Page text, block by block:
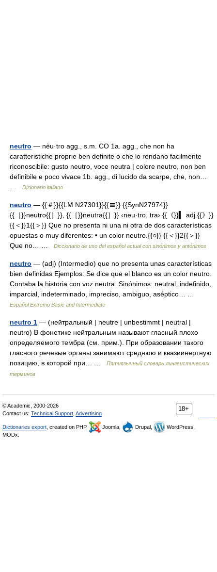
neutro — nèu·tro agg., s.m. CO 1a. agg., che non ha
caratteristiche proprie ben definite o che lo rendano facilmente
riconoscibile: gusto neutro, voce neutra | colore neutro, non ben
definibile e poco vivace 1b. agg., di lucido da scarpe, che, non…
Dizionario italiano
neutro — {{＃}}{{LM N27301}}{{〓}} {{SynN27974}}
{{［}}neutro{{］}}, {{［}}neutra{{］}} ‹neu·tro, tra› {{《}}▍ adj.{{》}}
{{＜}}1{{＞}} Que no presenta ni una ni otra de dos características
opuestas o muy diferentes: • un color neutro.{{○}} {{＜}}2{{＞}}
Que no… …
Diccionario de uso del español actual con sinónimos y antónimos
neutro — (adj) (Intermedio) que no presenta unas características
bien definidas Ejemplos: Se dice que el blanco es un color neutro.
Contaba la historia con voz neutra. Sinónimos: neutral, indefinido,
imparcial, indeterminado, impreciso, ambiguo, aséptico… …
Español Extremo Basic and Intermediate
neutro 1 — (нейтральный | neutre | unbestimmt | neutral |
neutro) В фонетике нейтральным называют гласный плохо
определяемого тембра (см. прим.). При образовании такого
гласного речевые органы занимают среднюю и квазиинертную
позицию, в которой при… …
Пятиязычный словарь лингвистических
терминов
18+
© Academic, 2000-2026
Contact us: Technical Support Advertising
Dictionaries export , created on PHP, Joomla, Drupal,
WordPress,
MODx.